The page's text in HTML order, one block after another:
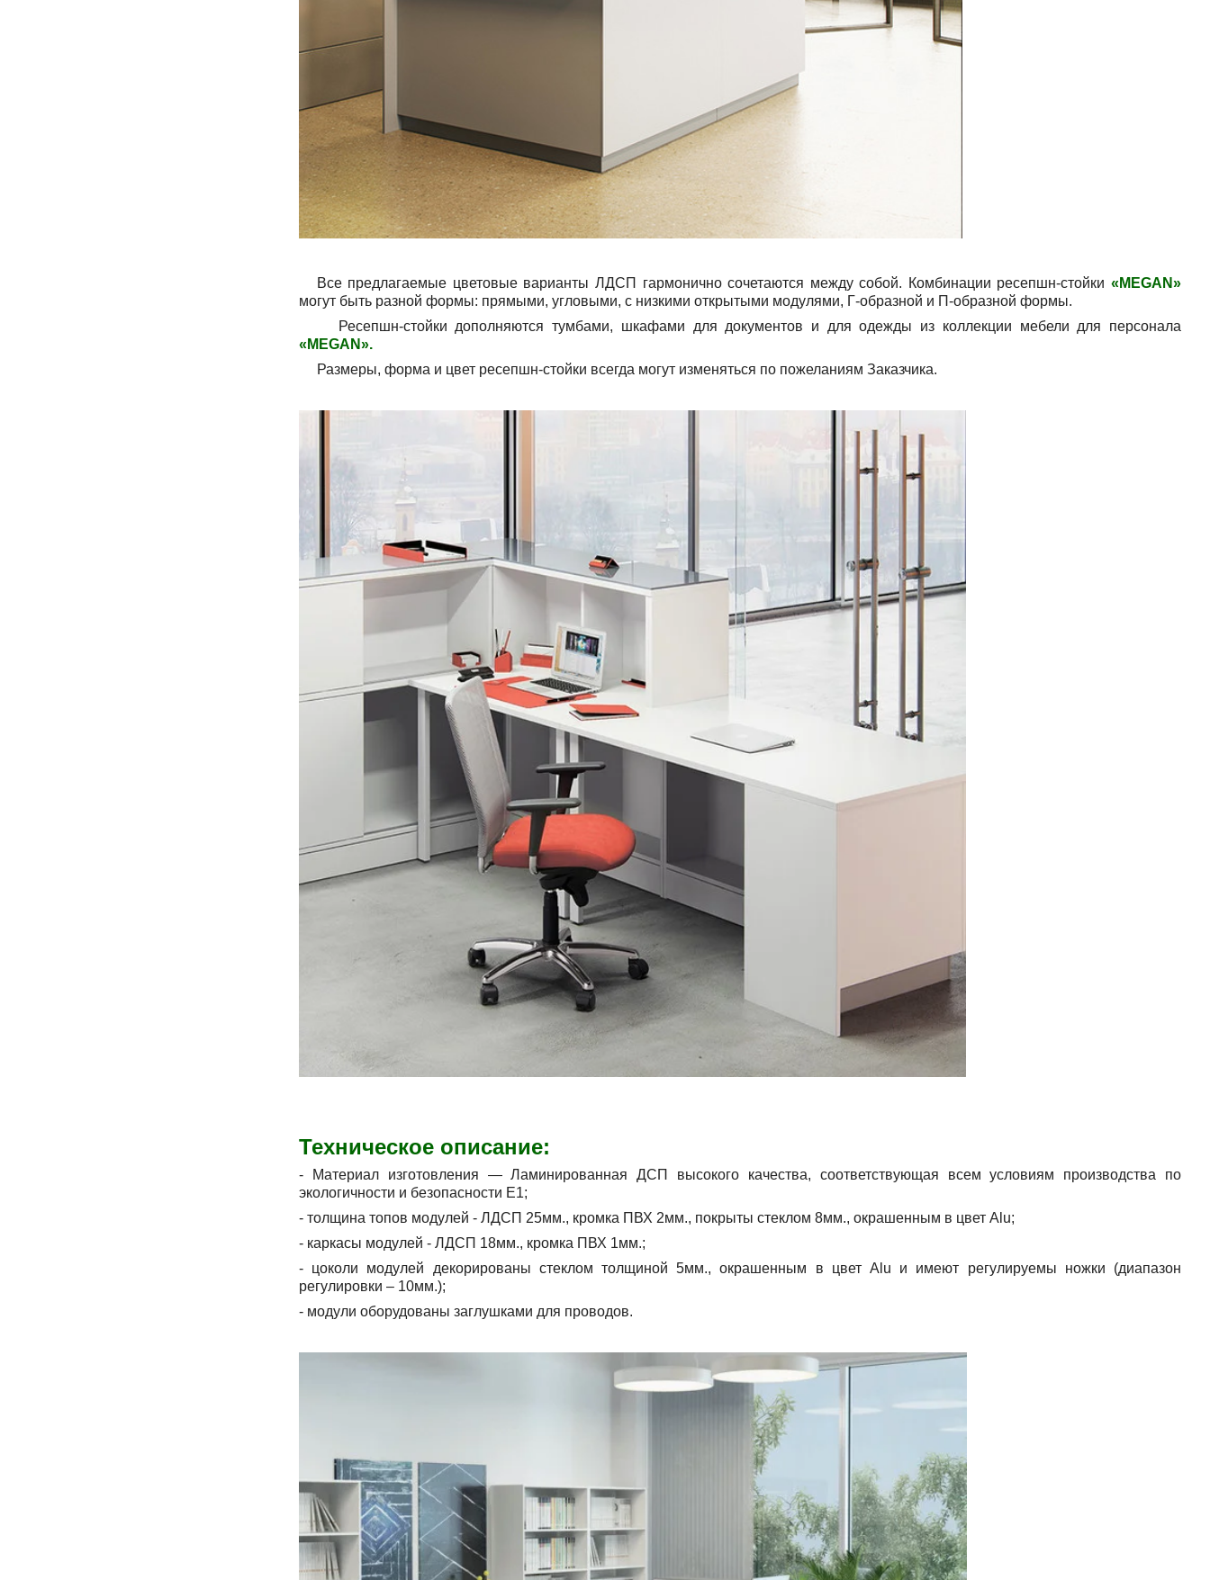
Все предлагаемые цветовые варианты ЛДСП гармонично сочетаются между собой. Комбинации ресепшн-стойки « MEGAN»
могут быть разной формы: прямыми, угловыми, с низкими открытыми модулями, Г-образной и П-образной формы.
Ресепшн-стойки дополняются тумбами, шкафами для документов и для одежды из коллекции мебели для персонала
« MEGAN».
Размеры, форма и цвет ресепшн-стойки всегда могут изменяться по пожеланиям Заказчика.
Техническое описание:
- Материал изготовления ― Ламинированная ДСП высокого качества, соответствующая всем условиям производства по
экологичности и безопасности Е1;
- толщина топов модулей - ЛДСП 25мм., кромка ПВХ 2мм., покрыты стеклом 8мм., окрашенным в цвет Alu;
- каркасы модулей - ЛДСП 18мм., кромка ПВХ 1мм.;
- цоколи модулей декорированы стеклом толщиной 5мм., окрашенным в цветAlu и имеют регулируемы ножки (диапазон
регулировки – 10мм.);
- модули оборудованы заглушками для проводов.